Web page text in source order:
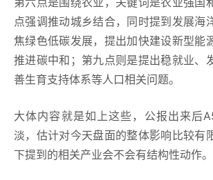
点强调推动城乡结合，同时提到发展海
焦绿色低碳发展，提出加快建设新型能
推进碳中和；第九点则是提出稳就业、
善生育支持体系等人口相关问题。
大体内容就是如上这些，公报出来后
淡，估计对今天盘面的整体影响比较有
下提到的相关产业会不会有结构性动作。